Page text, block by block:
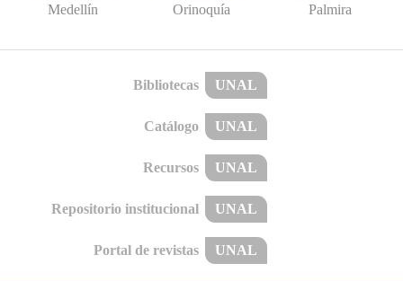
Medellín Orinoquía Palmira
Bibliotecas UNAL
Catálogo UNAL
Recursos UNAL
Repositorio institucional UNAL
Portal de revistas UNAL